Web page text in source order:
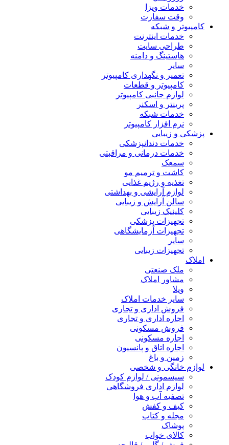
خدمات ویزا
وقت سفارت
کامپیوتر و شبکه
خدمات اینترنت
طراحی سایت
هاستینگ و دامنه
سایر
تعمیر و نگهداری کامپیوتر
کامپیوتر و قطعات
لوازم جانبی کامپیوتر
پرینتر و اسکنر
خدمات شبکه
نرم افزار کامپیوتر
پزشکی و زیبایی
خدمات دندانپزشکی
خدمات درمانی و مراقبتی
سمعک
کاشت و ترمیم مو
تغذیه و رژیم غذایی
لوازم آرایشی و بهداشتی
سالن آرایش و زیبایی
کلینیک زیبایی
تجهیزات پزشکی
تجهیزات آزمایشگاهی
سایر
تجهیزات زیبایی
املاک
ملک صنعتی
مشاور املاک
ویلا
سایر خدمات املاک
فروش اداری و تجاری
اجاره اداری و تجاری
فروش مسکونی
اجاره مسکونی
اجاره اتاق و پانسیون
زمین و باغ
لوازم خانگی و شخصی
سیسمونی / لوازم کودک
لوازم اداری فروشگاهی
تصفیه آب و هوا
کیف و کفش
مجله و کتاب
پوشاک
کالای خواب